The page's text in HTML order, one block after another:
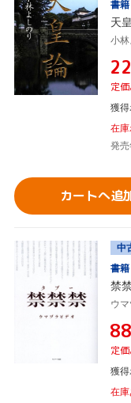
書籍
天
小林
定
獲
在
発
カートへ追
中
書籍
禁
ウ
定
獲
在庫